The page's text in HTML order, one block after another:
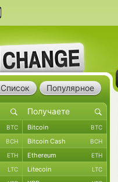
Список Популярное
BTC Bitcoin BTC
BCH Bitcoin Cash BCH
ETH Ethereum ETH
LTC Litecoin LTC